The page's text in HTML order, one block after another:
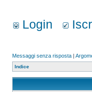
Login
Messaggi senza risposta |
Indice